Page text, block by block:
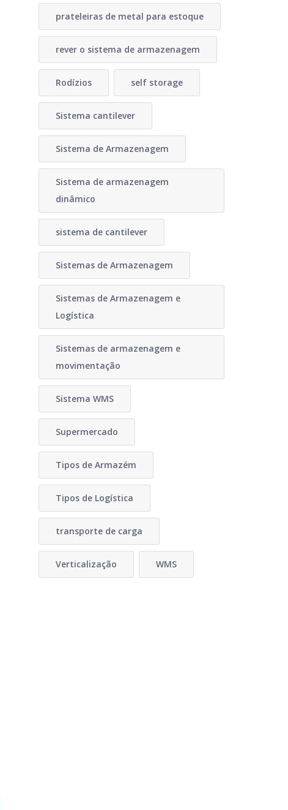
prateleiras de metal para estoque
rever o sistema de armazenagem
Rodízios self storage
Sistema cantilever
Sistema de Armazenagem
Sistema de armazenagem
dinâmico
sistema de cantilever
Sistemas de Armazenagem
Sistemas de Armazenagem e
Logística
Sistemas de armazenagem e
movimentação
Sistema WMS
Supermercado
Tipos de Armazém
Tipos de Logística
transporte de carga
Verticalização WMS